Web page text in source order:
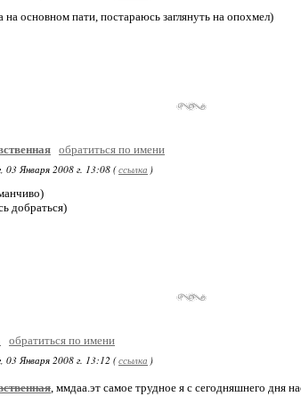
на основном пати, постараюсь заглянуть на опохмел)
обратиться по имени
03 Января 2008 г. 13:08 (ссылка )
добраться)
обратиться по имени
03 Января 2008 г. 13:12 (ссылка )
, ммдаа.эт самое трудное я с сегодняшнего дня